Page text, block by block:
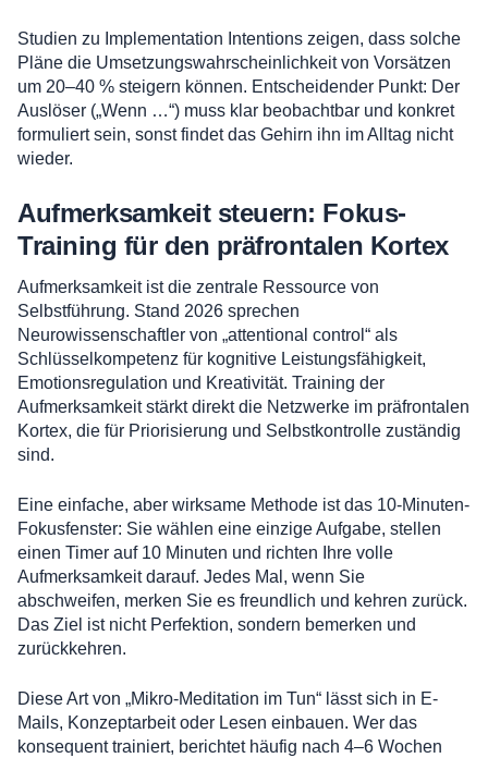
Studien zu Implementation Intentions zeigen, dass solche
Pläne die Umsetzungswahrscheinlichkeit von Vorsätzen
um 20–40 % steigern können. Entscheidender Punkt: Der
Auslöser („Wenn …“) muss klar beobachtbar und konkret
formuliert sein, sonst findet das Gehirn ihn im Alltag nicht
wieder.
Aufmerksamkeit steuern: Fokus-
Training für den präfrontalen Kortex
Aufmerksamkeit ist die zentrale Ressource von
Selbstführung. Stand 2026 sprechen
Neurowissenschaftler von „attentional control“ als
Schlüsselkompetenz für kognitive Leistungsfähigkeit,
Emotionsregulation und Kreativität. Training der
Aufmerksamkeit stärkt direkt die Netzwerke im präfrontalen
Kortex, die für Priorisierung und Selbstkontrolle zuständig
sind.
Eine einfache, aber wirksame Methode ist das 10-Minuten-
Fokusfenster: Sie wählen eine einzige Aufgabe, stellen
einen Timer auf 10 Minuten und richten Ihre volle
Aufmerksamkeit darauf. Jedes Mal, wenn Sie
abschweifen, merken Sie es freundlich und kehren zurück.
Das Ziel ist nicht Perfektion, sondern bemerken und
zurückkehren.
Diese Art von „Mikro-Meditation im Tun“ lässt sich in E-
Mails, Konzeptarbeit oder Lesen einbauen. Wer das
konsequent trainiert, berichtet häufig nach 4–6 Wochen